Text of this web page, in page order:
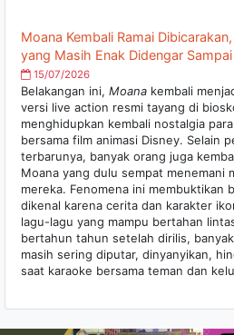
Moana Kembali Ramai
yang Masih Enak Didengar
15/07/2026
Belakangan ini, Moana kembali
versi live action resmi tayang di
menghidupkan kembali nostalgia
bersama film animasi Disney. Selain
terbarunya, banyak orang juga
Moana yang dulu sempat menemani
mereka. Fenomena ini membuktikan
dikenal karena cerita dan karakter
lagu-lagu yang mampu bertahan
bertahun tahun setelah dirilis,
masih sering diputar, dinyanyikan,
saat karaoke bersama teman dan